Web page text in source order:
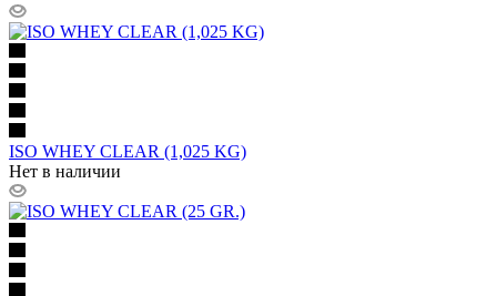
ISO WHEY CLEAR (1,025 KG)
Нет в наличии